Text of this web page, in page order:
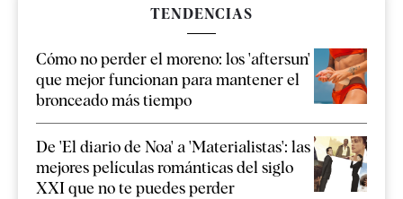
TENDENCIAS
Cómo no perder el moreno: los 'aftersun'
que mejor funcionan para mantener el
bronceado más tiempo
De 'El diario de Noa' a 'Materialistas': las
mejores películas románticas del siglo
XXI que no te puedes perder